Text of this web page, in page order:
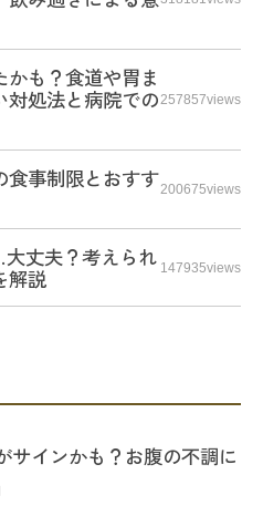
も？食道や胃ま
対処法と病院での257857views
食事制限とおすす200675views
丈夫？考えられ
解説
147935views
サインかも？お腹の不調に